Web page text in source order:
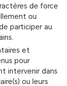
de force
ou
participer au
et
pour
intervenir dans
ou leurs